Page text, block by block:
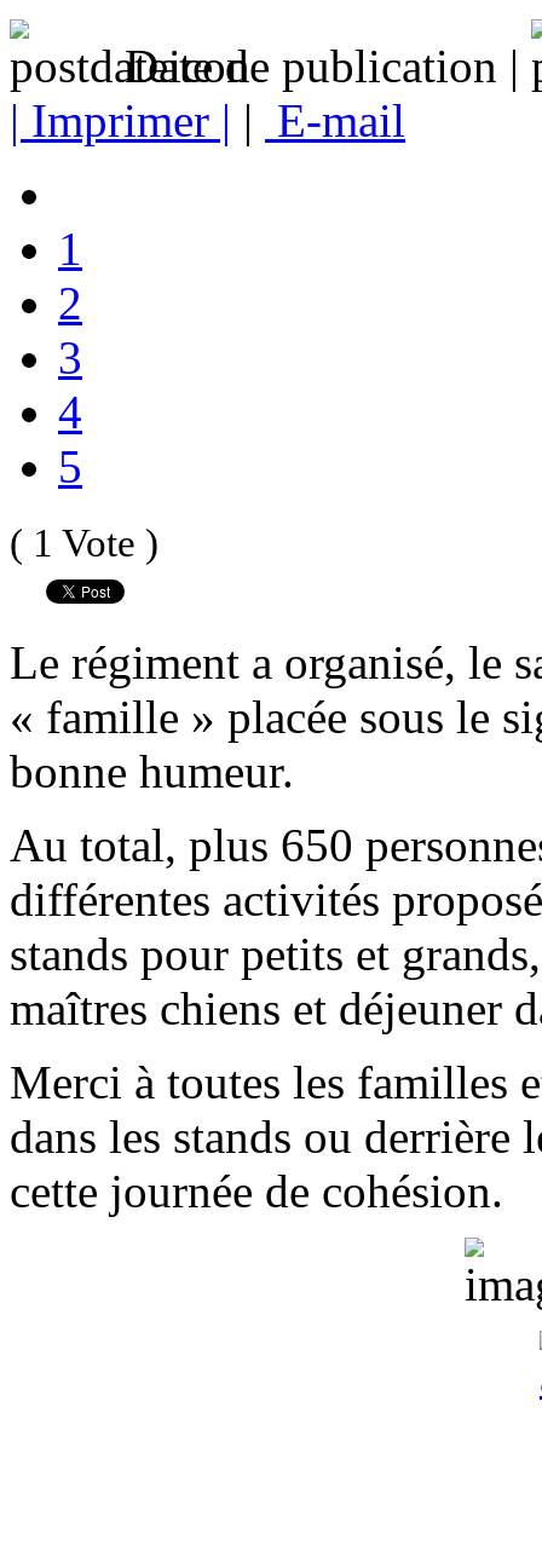
Date de publication |
| Imprimer | | E-mail
1
2
3
4
5
( 1 Vote )
Le régiment a organisé, le
« famille » placée sous le
bonne humeur.
Au total, plus 650
différentes activités
stands pour petits et
maîtres chiens et déjeuner
Merci à toutes les familles
dans les stands ou derrière
cette journée de cohésion.